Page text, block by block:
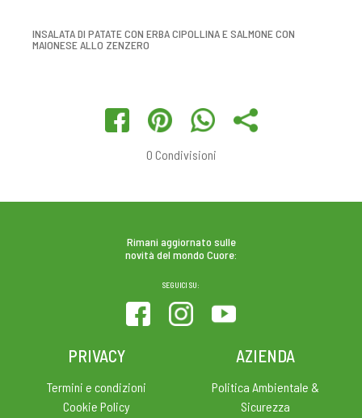
INSALATA DI PATATE CON ERBA CIPOLLINA E SALMONE CON
MAIONESE ALLO ZENZERO
0 Condivisioni
Rimani aggiornato sulle
novità del mondo Cuore:
SEGUICI SU:
PRIVACY
Termini e condizioni
Cookie Policy
AZIENDA
Politica Ambientale &
Sicurezza